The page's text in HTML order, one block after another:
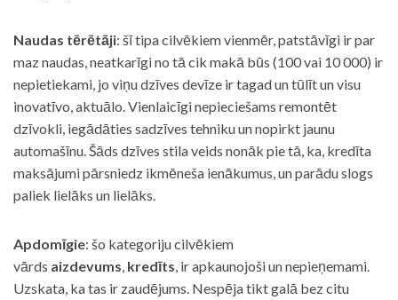
Naudas tērētāji: šī tipa cilvēkiem vienmēr, patstāvīgi ir par
maz naudas, neatkarīgi no tā cik makā būs (100 vai 10 000) ir
nepietiekami, jo viņu dzīves devīze ir tagad un tūlīt un visu
inovatīvo, aktuālo. Vienlaicīgi nepieciešams remontēt
dzīvokli, iegādāties sadzīves tehniku un nopirkt jaunu
automašīnu. Šāds dzīves stila veids nonāk pie tā, ka, kredīta
maksājumi pārsniedz ikmēneša ienākumus, un parādu slogs
paliek lielāks un lielāks.
Apdomīgie: šo kategoriju cilvēkiem
vārds aizdevums, kredīts, ir apkaunojoši un nepieņemami.
Uzskata, ka tas ir zaudējums. Nespēja tikt galā bez citu